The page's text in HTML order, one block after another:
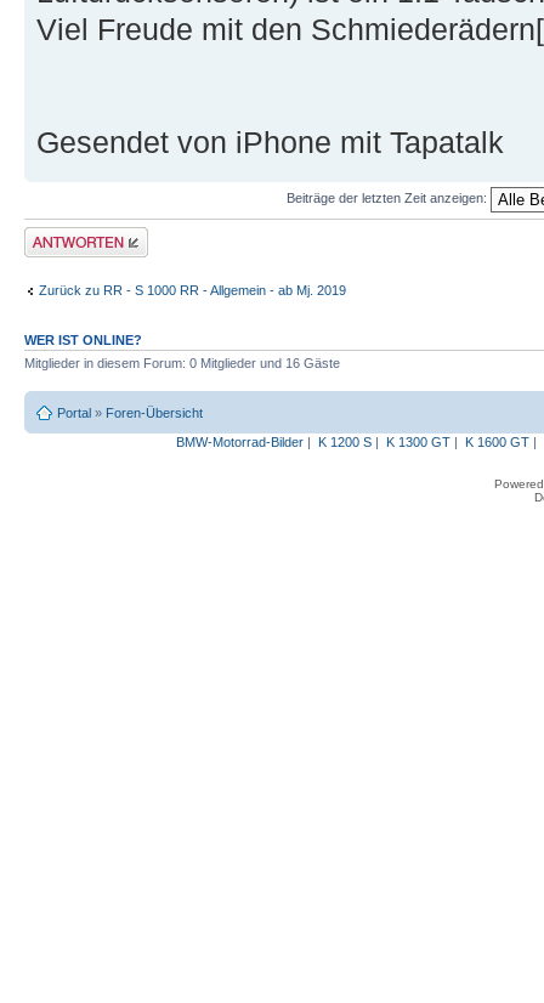
Viel Freude mit den
Gesendet von iPhone mit Tapatalk
Beiträge der letzten Zeit anzeigen:
Antwort erstellen
Zurück zu RR - S 1000 RR - Allgemein - ab Mj. 2019
WER IST ONLINE?
Mitglieder in diesem Forum: 0 Mitglieder und 16 Gäste
Portal » Foren-Übersicht
BMW-Motorrad-Bilder| K 1200 S| K 1300 GT| K 1600 GT|